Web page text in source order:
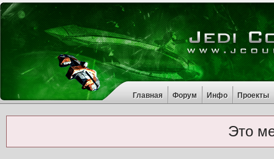
Главная Форум Инфо Проекты
Это